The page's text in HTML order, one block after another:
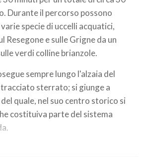
Durante il percorso possono
specie di uccelli acquatici,
Resegone e sulle Grigne da un
verdi colline brianzole.
sempre lungo l'alzaia del
tracciato sterrato; si giunge a
quale, nel suo centro storico si
costituiva parte del sistema